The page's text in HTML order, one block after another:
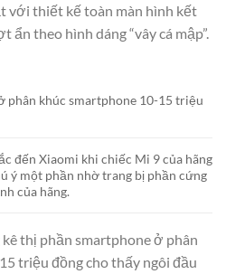
với thiết kế toàn màn hình kết
ẩn theo hình dáng “vây cá mập”.
phân khúc smartphone 10-15 triệu
đến Xiaomi khi chiếc Mi 9 của hãng
ý một phần nhờ trang bị phần cứng
của hãng.
thị phần smartphone ở phân
triệu đồng cho thấy ngôi đầu